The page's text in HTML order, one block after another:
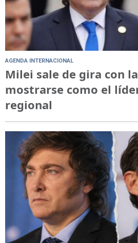
AGENDA INTERNACIONAL
Milei sale de gira con
mostrarse como el
regional